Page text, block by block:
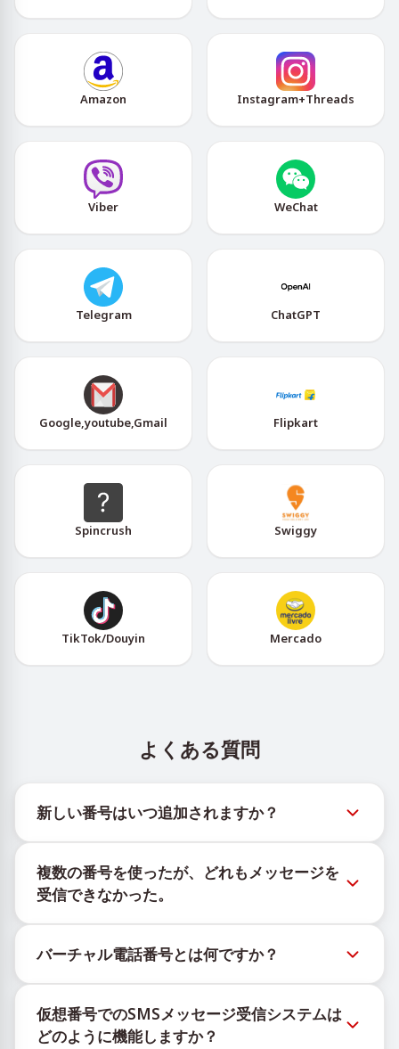
Amazon Instagram+Threads
Viber WeChat
Telegram ChatGPT
Google,youtube,Gmail Flipkart
Spincrush Swiggy
TikTok/Douyin Mercado
よくある質問
新しい番号はいつ追加されますか？
@TigerSMSofficial_bot で確認できます。このチャン
ネルは最新の番号在庫にアクセスできるよう、タイム
リーな更新を提供します。
複数の番号を使ったが、どれもメッセージを
受信できなかった。
ことはできません。サービスのアルゴリズムにより、
一時的な番号へのメッセージ配信がさまざまな理由で
には、次の方法をお試しください：
バーチャル電話番号とは何ですか？
で、物理的なSIMカードやデバイスに紐づかず、固定
された地理的場所にも依存しません。主な機能は、
仮想番号でのSMSメッセージ受信システムは
どのように機能しますか？